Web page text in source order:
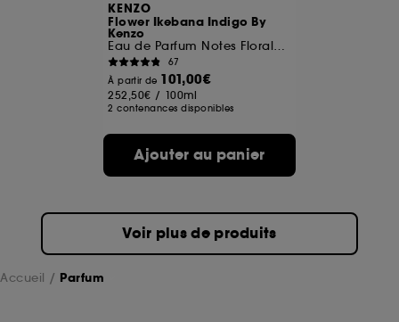
KENZO
Flower Ikebana Indigo By
Kenzo
Eau de Parfum Notes Florales Ambrées
67
À partir de 101,00€
252,50€ / 100ml
2 contenances disponibles
Ajouter au panier
Voir plus de produits
Accueil Parfum